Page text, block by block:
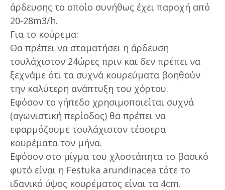
άρδευσης το οποίο συνήθως έχει παροχή από
20-28m3/h.
Για το κούρεμα:
Θα πρέπει να σταματήσει η άρδευση
τουλάχιστον 24ώρες πριν και δεν πρέπει να
ξεχνάμε ότι τα συχνά κουρεύματα βοηθούν
την καλύτερη ανάπτυξη του χόρτου.
Εφόσον το γήπεδο χρησιμοποιείται συχνά
(αγωνιστική περίοδος) θα πρέπει να
εφαρμόζουμε τουλάχιστον τέσσερα
κουρέματα τον μήνα.
Εφόσον στο μίγμα του χλοοτάπητα το βασικό
φυτό είναι η Festuka arundinacea τότε το
ιδανικό ύψος κουρέματος είναι τα 4cm.